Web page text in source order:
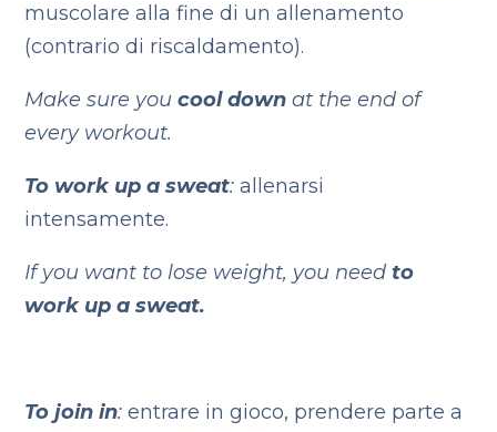
muscolare alla fine di un allenamento
(contrario di riscaldamento).
Make sure youcool down at the end of
every workout.
To work up a sweat: allenarsi
intensamente.
If you want to lose weight, you needto
work up a sweat.
To join in: entrare in gioco, prendere parte a